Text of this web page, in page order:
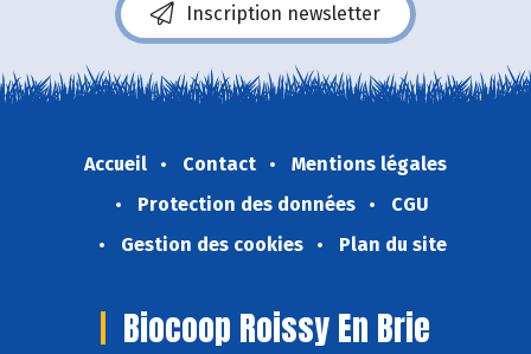
Inscription newsletter
Accueil Contact
Mentions légales
Protection des données
CGU
Gestion des cookies
Plan du site
Biocoop Roissy En Brie